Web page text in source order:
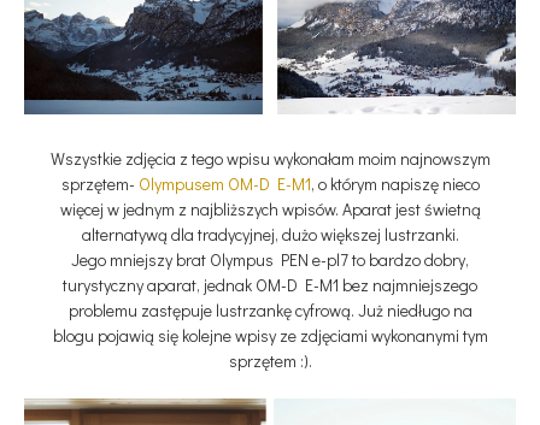
Wszystkie zdjęcia z tego wpisu wykonałam moim najnowszym
sprzętem- Olympusem OM-D E-M1, o którym napiszę nieco
więcej w jednym z najbliższych wpisów. Aparat jest świetną
alternatywą dla tradycyjnej, dużo większej lustrzanki.
Jego mniejszy brat Olympus PEN e-pl7 to bardzo dobry,
turystyczny aparat, jednak OM-D E-M1 bez najmniejszego
problemu zastępuje lustrzankę cyfrową. Już niedługo na
blogu pojawią się kolejne wpisy ze zdjęciami wykonanymi tym
sprzętem :).